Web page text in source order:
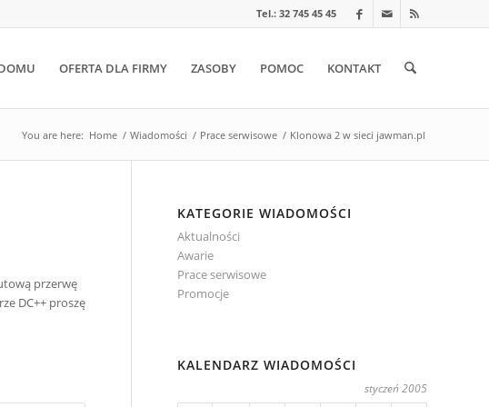
Tel.: 32 745 45 45
OFERTA DLA FIRMY ZASOBY POMOC KONTAKT
You are here: Home / Wiadomości / Prace serwisowe / Klonowa 2 w sieci jawman.pl
przerwę
DC++ proszę
KATEGORIE WIADOMOŚCI
Aktualności
Awarie
Prace serwisowe
Promocje
KALENDARZ WIADOMOŚCI
styczeń 2005